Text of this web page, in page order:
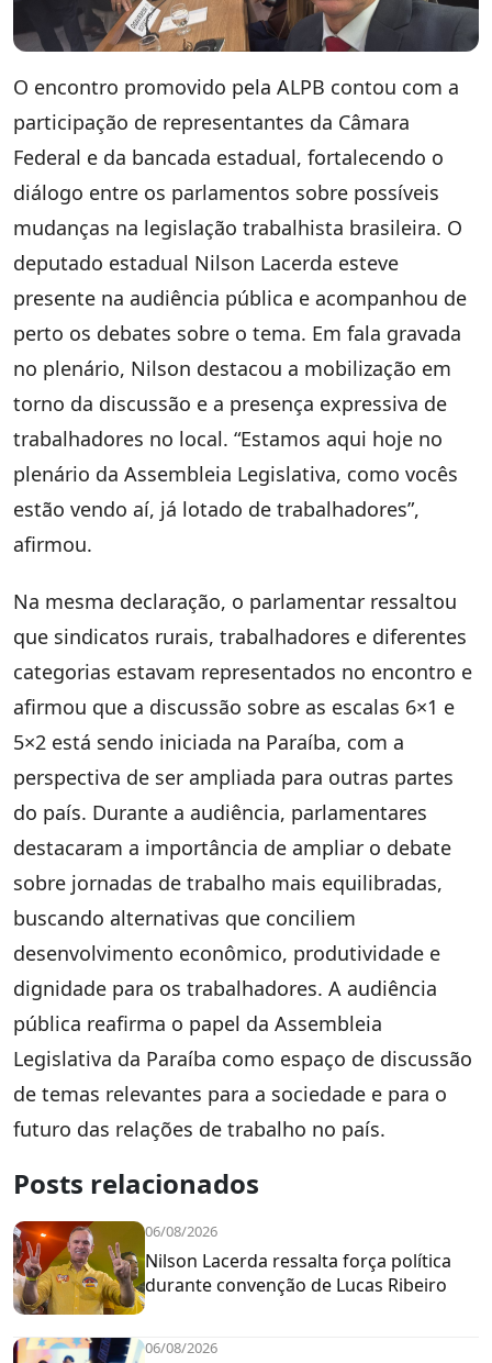
O encontro promovido pela ALPB contou com a
participação de representantes da Câmara
Federal e da bancada estadual, fortalecendo o
diálogo entre os parlamentos sobre possíveis
mudanças na legislação trabalhista brasileira. O
deputado estadual Nilson Lacerda esteve
presente na audiência pública e acompanhou de
perto os debates sobre o tema. Em fala gravada
no plenário, Nilson destacou a mobilização em
torno da discussão e a presença expressiva de
trabalhadores no local. “Estamos aqui hoje no
plenário da Assembleia Legislativa, como vocês
estão vendo aí, já lotado de trabalhadores”,
afirmou.
Na mesma declaração, o parlamentar ressaltou
que sindicatos rurais, trabalhadores e diferentes
categorias estavam representados no encontro e
afirmou que a discussão sobre as escalas 6×1 e
5×2 está sendo iniciada na Paraíba, com a
perspectiva de ser ampliada para outras partes
do país. Durante a audiência, parlamentares
destacaram a importância de ampliar o debate
sobre jornadas de trabalho mais equilibradas,
buscando alternativas que conciliem
desenvolvimento econômico, produtividade e
dignidade para os trabalhadores. A audiência
pública reafirma o papel da Assembleia
Legislativa da Paraíba como espaço de discussão
de temas relevantes para a sociedade e para o
futuro das relações de trabalho no país.
Posts relacionados
06/08/2026
Nilson Lacerda ressalta força política
durante convenção de Lucas Ribeiro
06/08/2026